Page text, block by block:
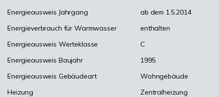
Energieausweis Jahrgang
ab dem 1.5.2014
Energieverbrauch für Warmwasser
enthalten
Energieausweis Werteklasse
C
Energieausweis Baujahr
1995
Energieausweis Gebäudeart
Wohngebäude
Heizung
Zentralheizung